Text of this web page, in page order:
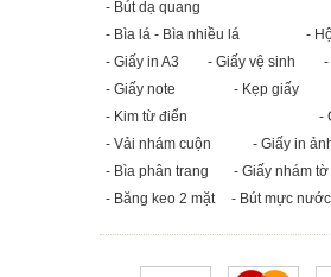
- Bút dạ quang
- Bìa lá - Bìa nhiều lá
-
- Giấy in A3
- Giấy vệ sinh
-
- Giấy note
- Kẹp giấy
- Kim từ điển
-
- Vải nhám cuộn
- Giấy in
- Bìa phân trang
- Giấy nhám tờ
- Băng keo 2 mặt
- Bút mực nước